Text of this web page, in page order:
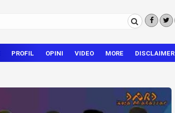
PROFIL OPINI VIDEO MORE DISCLAIMER